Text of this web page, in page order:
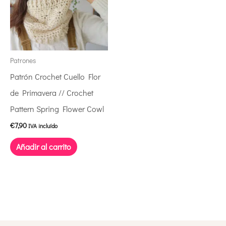
Patrones
Patrón Crochet Cuello Flor
de Primavera // Crochet
Pattern Spring Flower Cowl
€7,90 IVA incluído
Añadir al carrito